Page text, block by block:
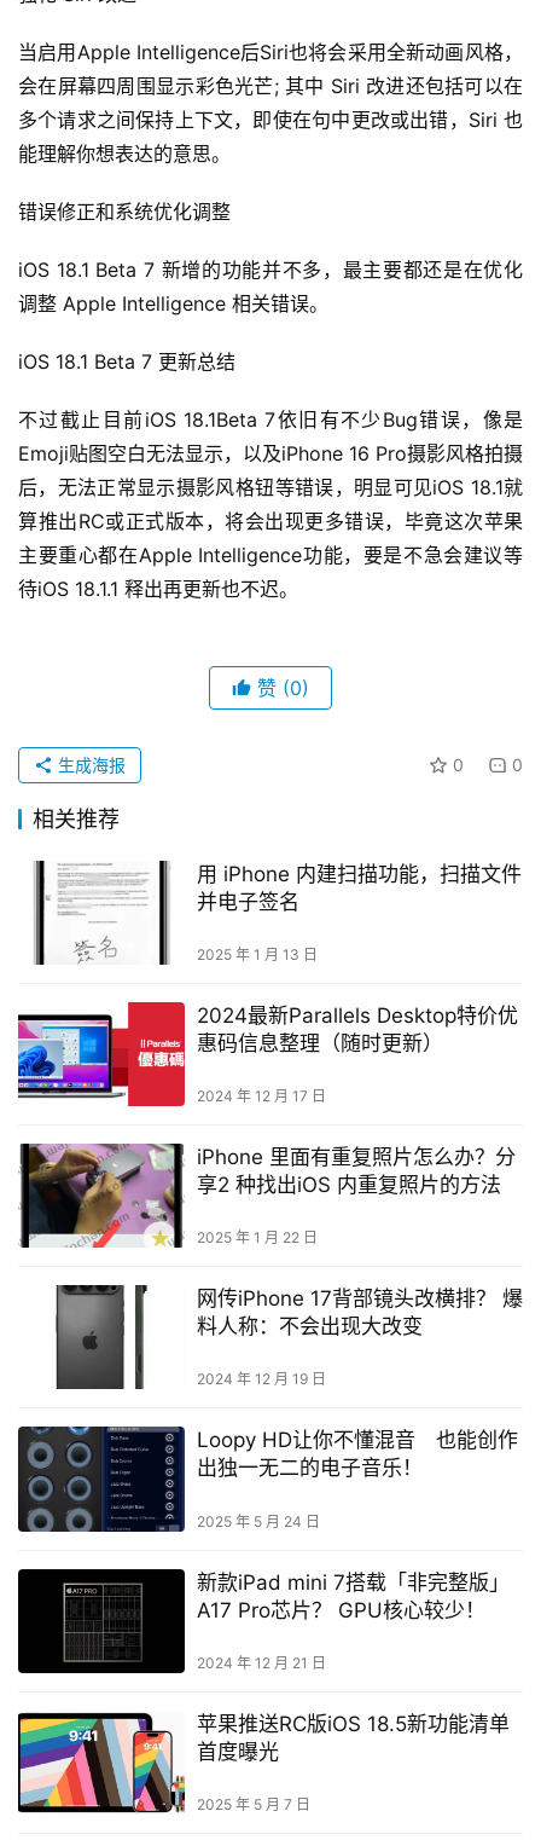
当启用Apple Intelligence后Siri也将会采用全新动画风格，
会在屏幕四周围显示彩色光芒; 其中 Siri 改进还包括可以在
多个请求之间保持上下文，即使在句中更改或出错，Siri 也
能理解你想表达的意思。
错误修正和系统优化调整
iOS 18.1 Beta 7 新增的功能并不多，最主要都还是在优化
调整 Apple Intelligence 相关错误。
iOS 18.1 Beta 7 更新总结
不过截止目前iOS 18.1Beta 7依旧有不少Bug错误，像是
Emoji贴图空白无法显示，以及iPhone 16 Pro摄影风格拍摄
后，无法正常显示摄影风格钮等错误，明显可见iOS 18.1就
算推出RC或正式版本，将会出现更多错误，毕竟这次苹果
主要重心都在Apple Intelligence功能，要是不急会建议等
待iOS 18.1.1 释出再更新也不迟。
赞 (0)
0 0
生成海报
相关推荐
用 iPhone 内建扫描功能，扫描文件
并电子签名
2025 年 1 月 13 日
2024最新Parallels Desktop特价优
惠码信息整理（随时更新）
2024 年 12 月 17 日
iPhone 里面有重复照片怎么办？分
享2 种找出iOS 内重复照片的方法
2025 年 1 月 22 日
网传iPhone 17背部镜头改横排？ 爆
料人称：不会出现大改变
2024 年 12 月 19 日
Loopy HD让你不懂混音 也能创作
出独一无二的电子音乐！
2025 年 5 月 24 日
新款iPad mini 7搭载「非完整版」
A17 Pro芯片？ GPU核心较少！
2024 年 12 月 21 日
苹果推送RC版iOS 18.5新功能清单
首度曝光
2025 年 5 月 7 日